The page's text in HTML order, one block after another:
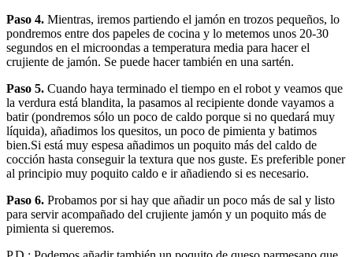
Paso 4. Mientras, iremos partiendo el jamón en trozos pequeños, lo
pondremos entre dos papeles de cocina y lo metemos unos 20-30
segundos en el microondas a temperatura media para hacer el
crujiente de jamón. Se puede hacer también en una sartén.
Paso 5. Cuando haya terminado el tiempo en el robot y veamos que
la verdura está blandita, la pasamos al recipiente donde vayamos a
batir (pondremos sólo un poco de caldo porque si no quedará muy
líquida), añadimos los quesitos, un poco de pimienta y batimos
bien.Si está muy espesa añadimos un poquito más del caldo de
cocción hasta conseguir la textura que nos guste. Es preferible poner
al principio muy poquito caldo e ir añadiendo si es necesario.
Paso 6. Probamos por si hay que añadir un poco más de sal y listo
para servir acompañado del crujiente jamón y un poquito más de
pimienta si queremos.